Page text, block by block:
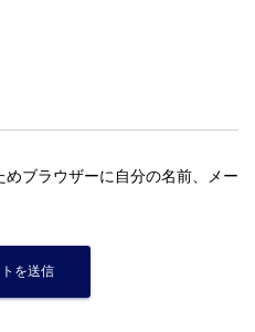
ブラウザーに自分の名前、メー